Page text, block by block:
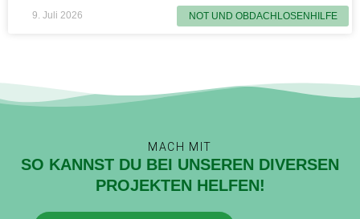
NOT UND OBDACHLOSENHILFE
9. Juli 2026
MACH MIT
SO KANNST DU BEI UNSEREN DIVERSEN
PROJEKTEN HELFEN!